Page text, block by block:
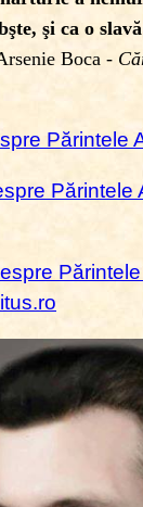
şi ca o
Boca -
Părintele
Părintele